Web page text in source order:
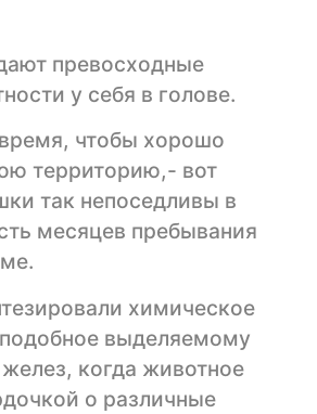
превосходные
у себя в голове.
чтобы хорошо
территорию,- вот
так непоседливы в
месяцев пребывания
химическое
выделяемому
когда животное
о различные